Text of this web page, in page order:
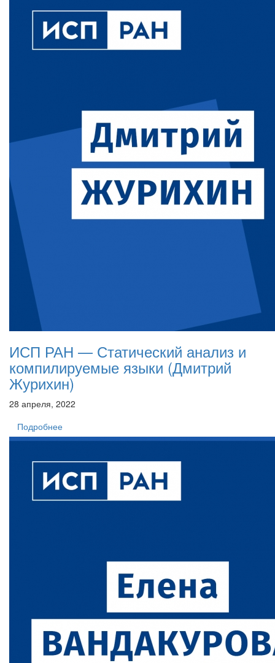
ИСП РАН — Статический анализ и
компилируемые языки (Дмитрий
Журихин)
28 апреля, 2022
Подробнее